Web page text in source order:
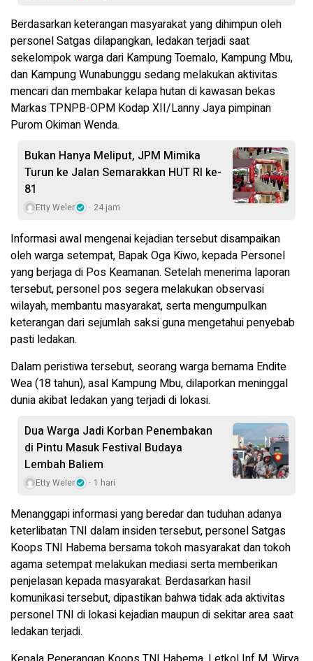
Berdasarkan keterangan masyarakat yang dihimpun oleh
personel Satgas dilapangkan, ledakan terjadi saat
sekelompok warga dari Kampung Toemalo, Kampung Mbu,
dan Kampung Wunabunggu sedang melakukan aktivitas
mencari dan membakar kelapa hutan di kawasan bekas
Markas TPNPB-OPM Kodap XII/Lanny Jaya pimpinan
Purom Okiman Wenda.
Bukan Hanya Meliput, JPM Mimika
Turun ke Jalan Semarakkan HUT RI ke-
81
Etty Weler 24 jam
Informasi awal mengenai kejadian tersebut disampaikan
oleh warga setempat, Bapak Oga Kiwo, kepada Personel
yang berjaga di Pos Keamanan. Setelah menerima laporan
tersebut, personel pos segera melakukan observasi
wilayah, membantu masyarakat, serta mengumpulkan
keterangan dari sejumlah saksi guna mengetahui penyebab
pasti ledakan.
Dalam peristiwa tersebut, seorang warga bernama Endite
Wea (18 tahun), asal Kampung Mbu, dilaporkan meninggal
dunia akibat ledakan yang terjadi di lokasi.
Dua Warga Jadi Korban Penembakan
di Pintu Masuk Festival Budaya
Lembah Baliem
Etty Weler 1 hari
Menanggapi informasi yang beredar dan tuduhan adanya
keterlibatan TNI dalam insiden tersebut, personel Satgas
Koops TNI Habema bersama tokoh masyarakat dan tokoh
agama setempat melakukan mediasi serta memberikan
penjelasan kepada masyarakat. Berdasarkan hasil
komunikasi tersebut, dipastikan bahwa tidak ada aktivitas
personel TNI di lokasi kejadian maupun di sekitar area saat
ledakan terjadi.